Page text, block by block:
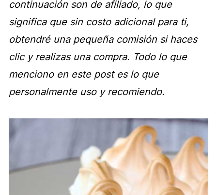
continuación son de afiliado, lo que
significa que sin costo adicional para ti,
obtendré una pequeña comisión si haces
clic y realizas una compra. Todo lo que
menciono en este post es lo que
personalmente uso y recomiendo.